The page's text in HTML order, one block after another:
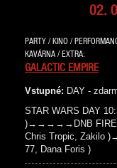
02.
PARTY / KINO /
KAVÁRNA / EXTRA:
GALACTIC EMPIRE
Vstupné: DAY -
STAR WARS DAY
)→→→→→DNB FIRE (
Chris Tropic, Zakilo
77, Dana Foris )